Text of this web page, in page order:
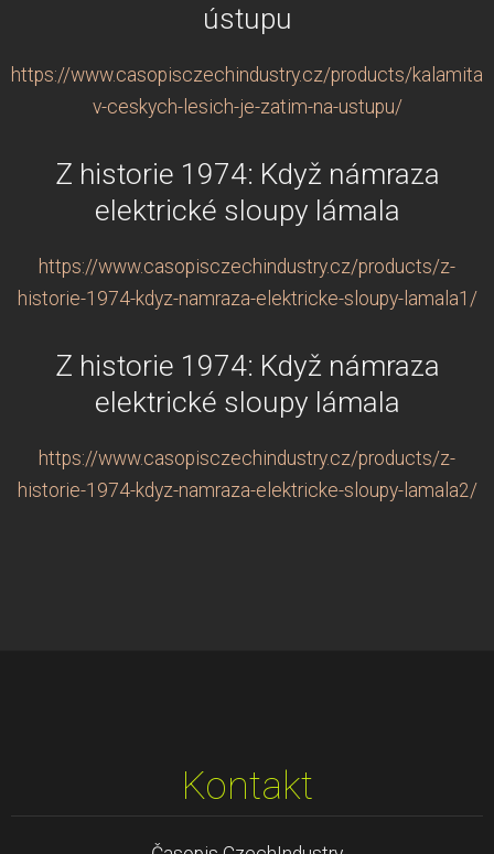
ústupu
https://www.casopisczechindustry.cz/products/kalamita-
v-ceskych-lesich-je-zatim-na-ustupu/
Z historie 1974: Když námraza
elektrické sloupy lámala
https://www.casopisczechindustry.cz/products/z-
historie-1974-kdyz-namraza-elektricke-sloupy-lamala1/
Z historie 1974: Když námraza
elektrické sloupy lámala
https://www.casopisczechindustry.cz/products/z-
historie-1974-kdyz-namraza-elektricke-sloupy-lamala2/
Kontakt